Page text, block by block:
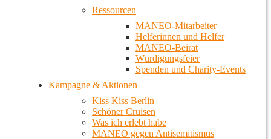
Ressourcen
MANEO-Mitarbeiter
Helferinnen und Helfer
MANEO-Beirat
Würdigungsfeier
Spenden und Charity-Events
Kampagne & Aktionen
Kiss Kiss Berlin
Schöner Cruisen
Was ich erlebt habe
MANEO gegen Antisemitismus